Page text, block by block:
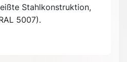
Stahlkonstruktion,
5007).